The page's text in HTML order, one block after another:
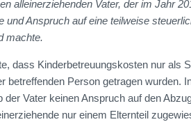
alleinerziehenden Vater, der im Jahr
und Anspruch auf eine teilweise
machte.
dass Kinderbetreuungskosten nur als
betreffenden Person getragen wurden.
der Vater keinen Anspruch auf den
nur einem Elternteil